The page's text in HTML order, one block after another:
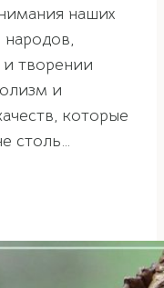
наших
народов,
творении
и
которые
столь…